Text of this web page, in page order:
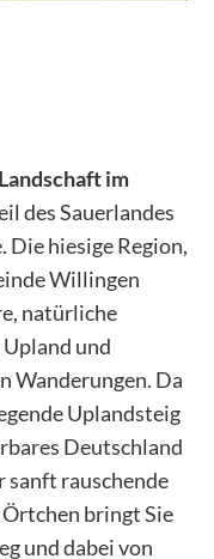
im
des Sauerlandes
hiesige Region,
Willingen
natürliche
und
Wanderungen. Da
Uplandsteig
Deutschland
sanft rauschende
bringt Sie
und dabei von